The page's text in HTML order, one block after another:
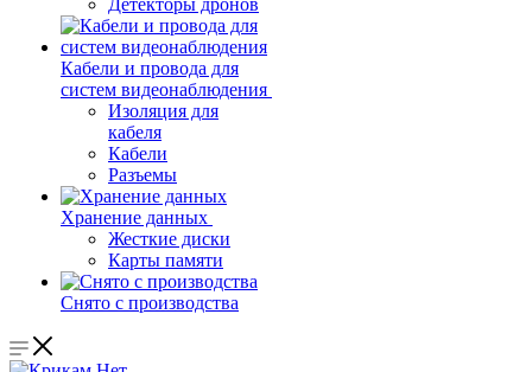
Детекторы дронов
Кабели и провода для
систем видеонаблюдения
Изоляция для
кабеля
Кабели
Разъемы
Хранение данных
Жесткие диски
Карты памяти
Снято с производства